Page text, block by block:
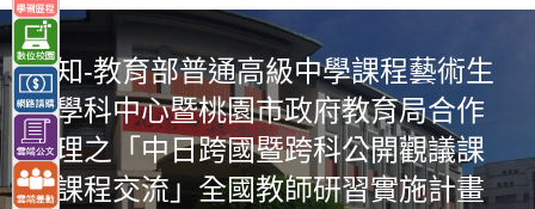
內
容 轉知-教育部普通高級中學課程藝術生
活學科中心暨桃園市政府教育局合作
辦理之「中日跨國暨跨科公開觀議課
與課程交流」全國教師研習實施計畫